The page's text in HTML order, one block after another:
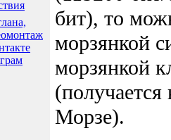
бит), то
морзянкой
морзянкой
(получается
Морзе).